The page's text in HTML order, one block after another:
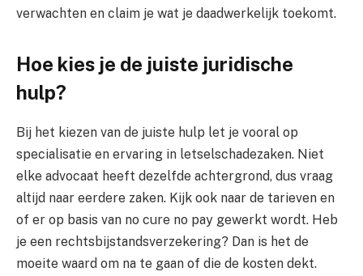
verwachten en claim je wat je daadwerkelijk toekomt.
Hoe kies je de juiste juridische
hulp?
Bij het kiezen van de juiste hulp let je vooral op
specialisatie en ervaring in letselschadezaken. Niet
elke advocaat heeft dezelfde achtergrond, dus vraag
altijd naar eerdere zaken. Kijk ook naar de tarieven en
of er op basis van no cure no pay gewerkt wordt. Heb
je een rechtsbijstandsverzekering? Dan is het de
moeite waard om na te gaan of die de kosten dekt.